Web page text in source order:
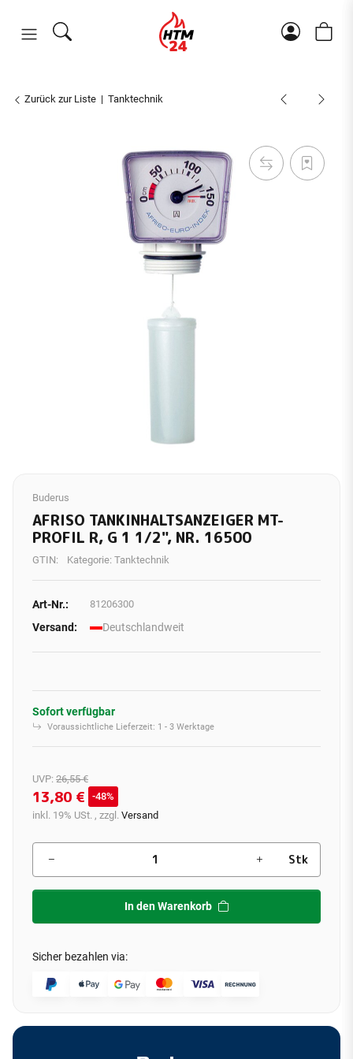
Zurück zur Liste Tanktechnik
Buderus
AFRISO TANKINHALTSANZEIGER MT-
PROFIL R, G 1 1/2", NR. 16500
GTIN: Kategorie: Tanktechnik
Art-Nr.: 81206300
Versand: Deutschlandweit
Sofort verfügbar
Voraussichtliche Lieferzeit: 1 - 3 Werktage
UVP: 26,55 €
13,80 €
48%
inkl. 19% USt. , zzgl. Versand
Stk
In den Warenkorb
Sicher bezahlen via: